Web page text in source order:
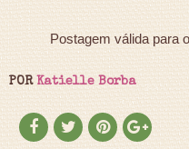
Postagem válida para
POR Katielle Borba